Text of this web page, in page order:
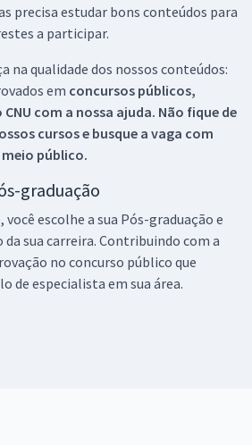
precisa estudar bons conteúdos para
a participar.
na qualidade dos nossos conteúdos:
em concursos públicos,
com a nossa ajuda. Não fique de
cursos e busque a vaga com
público.
graduação
você escolhe a sua Pós-graduação e
sua carreira. Contribuindo com a
no concurso público que
de especialista em sua área.